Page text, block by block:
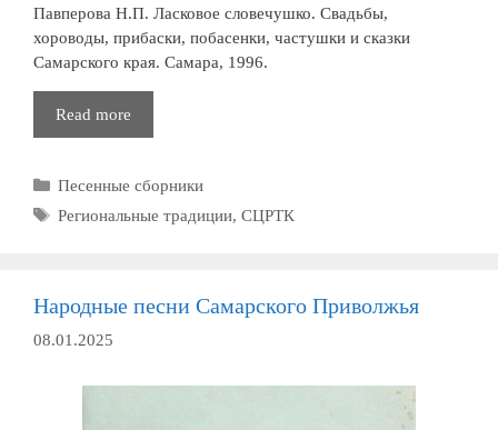
Павперова Н.П. Ласковое словечушко. Свадьбы,
хороводы, прибаски, побасенки, частушки и сказки
Самарского края. Самара, 1996.
Read more
словечушко
Рубрики
Песенные сборники
Метки
Региональные традиции, СЦРТК
Народные песни Самарского Приволжья
08.01.2025